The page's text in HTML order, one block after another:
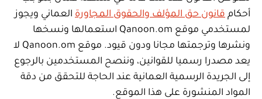
أحكام قانون حق المؤلف والحقوق المجاورة العماني ويجوز
لمستخدمي موقع Qanoon.om استعمالها ونسخها
ونشرها وترجمتها مجانا ودون قيود. موقع Qanoon.om لا
يعد مصدرا رسميا للقوانين، وننصح المستخدمين بالرجوع
إلى الجريدة الرسمية العمانية عند الحاجة للتحقق من دقة
المواد المنشورة على هذا الموقع.